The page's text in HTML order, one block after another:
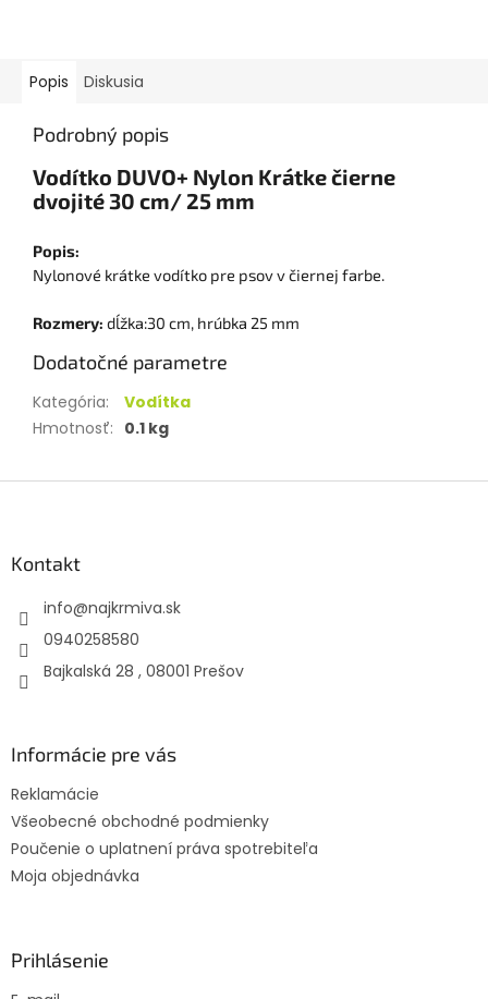
Popis Diskusia
Podrobný popis
Vodítko DUVO+ Nylon Krátke čierne
dvojité 30 cm/ 25 mm
Popis:
Nylonové krátke vodítko pre psov v čiernej farbe.
Rozmery: dĺžka:30 cm, hrúbka 25 mm
Dodatočné parametre
Kategória:
Vodítka
Hmotnosť: 0.1 kg
Kontakt
info@najkrmiva.sk
0940258580
Bajkalská 28 , 08001 Prešov
Informácie pre vás
Reklamácie
Všeobecné obchodné podmienky
Poučenie o uplatnení práva spotrebiteľa
Moja objednávka
Prihlásenie